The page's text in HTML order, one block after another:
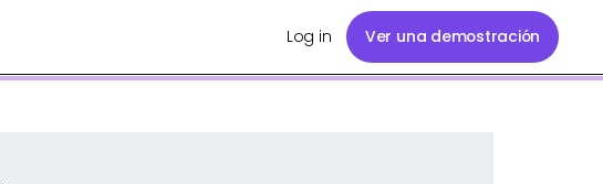
Log in Ver una demostración